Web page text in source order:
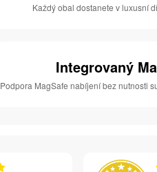
Každý obal dostanete v luxusní
Integrovaný
Podpora MagSafe nabíjení bez nutnosti